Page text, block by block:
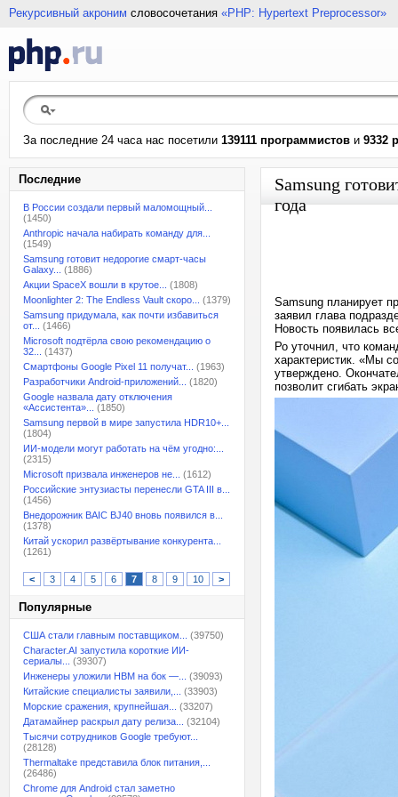
Рекурсивный акроним словосочетания «PHP: Hypertext Preprocessor»
За последние 24 часа нас посетили 139111 программистов и 9332
Последние
В России создали первый маломощный...
(1450)
Anthropic начала набирать команду для...
(1549)
Samsung готовит недорогие смарт-часы
Galaxy...
(1886)
Акции SpaceX вошли в крутое...
(1808)
Moonlighter 2: The Endless Vault скоро...
(1379)
Samsung придумала, как почти избавиться
от...
(1466)
Microsoft подтёрла свою рекомендацию о
32...
(1437)
Смартфоны Google Pixel 11 получат...
(1963)
Разработчики Android-приложений...
(1820)
Google назвала дату отключения
«Ассистента»...
(1850)
Samsung первой в мире запустила HDR10+...
(1804)
ИИ-модели могут работать на чём угодно:...
(2315)
Microsoft призвала инженеров не...
(1612)
Российские энтузиасты перенесли GTA III в...
(1456)
Внедорожник BAIC BJ40 вновь появился в...
(1378)
Китай ускорил развёртывание конкурента...
(1261)
< 3 4 5 6 7 8 9 10 >
Популярные
США стали главным поставщиком...
(39750)
Character.AI запустила короткие ИИ-
сериалы...
(39307)
Инженеры уложили HBM на бок —...
(39093)
Китайские специалисты заявили,...
(33903)
Морские сражения, крупнейшая...
(33207)
Датамайнер раскрыл дату релиза...
(32104)
Тысячи сотрудников Google требуют...
(28128)
Thermaltake представила блок питания,...
(26486)
Chrome для Android стал заметно
Samsung
года
Samsung планирует
заявил глава
Новость появилась
Ро уточнил, что
характеристик. «Мы
утверждено.
позволит сгибать